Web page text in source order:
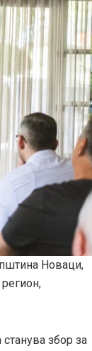
Новаци,
збор за